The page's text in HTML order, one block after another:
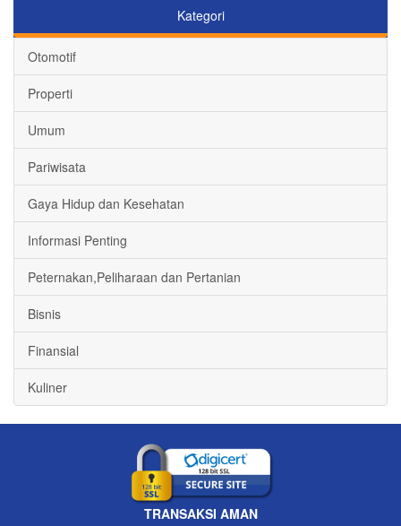
Kategori
Otomotif
Properti
Umum
Pariwisata
Gaya Hidup dan Kesehatan
Informasi Penting
Peternakan,Peliharaan dan Pertanian
Bisnis
Finansial
Kuliner
TRANSAKSI AMAN